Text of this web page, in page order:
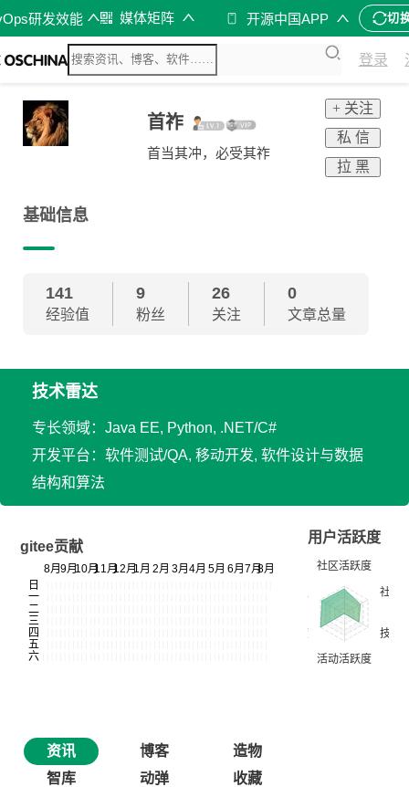
研发效能 媒体矩阵 开源中国APP 切
登录
首祚
首当其冲，必受其祚
+ 关注
私 信
拉 黑
基础信息
141
经验值
9
粉丝
26
关注
0
文章总量
技术雷达
专长领域：Java EE, Python, .NET/C#
开发平台：软件测试/QA, 移动开发, 软件设计与数据
结构和算法
gitee贡献
用户活跃度
资讯 博客
造物
智库
动弹
收藏